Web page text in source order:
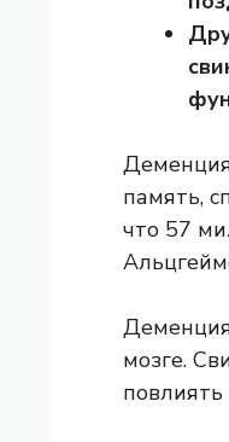
память,
что 57
мозге.
повлиять